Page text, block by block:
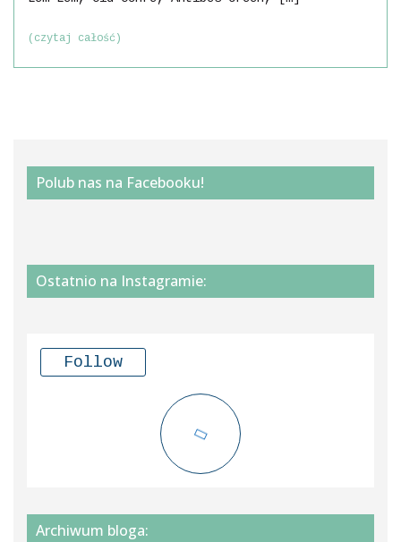
(czytaj całość)
Polub nas na Facebooku!
Ostatnio na Instagramie:
Follow
Archiwum bloga: